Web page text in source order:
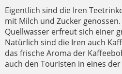
Eigentlich sind die Iren
mit Milch und Zucker
Quellwasser erfreut sich einer
Natürlich sind die Iren auch
das frische Aroma der
auch den Touristen in eines